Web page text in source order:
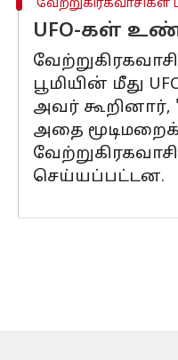
UFO-கள்
பூமியின் மீது
அவர் கூறினார்,
அதை
செய்யப்பட்டன.